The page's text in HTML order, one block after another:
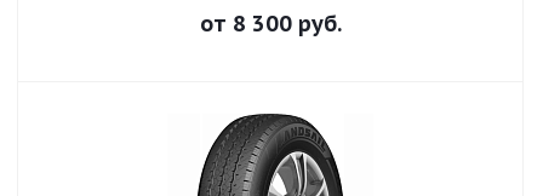
от 8 300руб.